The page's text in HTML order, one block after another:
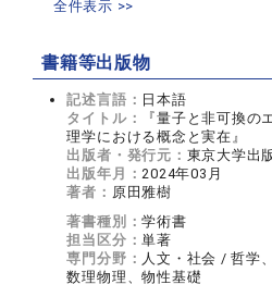
全件表示 >>
書籍等出版物
記述言語： 日本語
タイトル：
『量子と非可換の
理学における概念と実在』
出版者・発行元： 東京大学出
出版年月：2024年03月
著者： 原田雅樹
著書種別：学術書
担当区分：単著
専門分野： 人文・社会 / 哲学
数理物理、物性基礎